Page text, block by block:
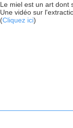
Le miel est un art dont
Une vidéo sur
(Cliquez ici)